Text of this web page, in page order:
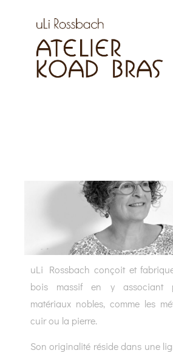
uLi Rossbach conçoit et
bois massif en y associant
matériaux nobles, comme les
cuir ou la pierre.
Son originalité réside dans une